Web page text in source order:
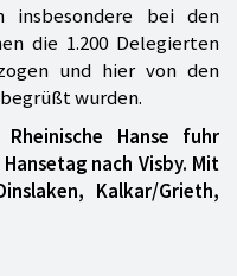
insbesondere bei den
die 1.200 Delegierten
und hier von den
wurden.
Hanse fuhr
nach Visby. Mit
Kalkar/Grieth,